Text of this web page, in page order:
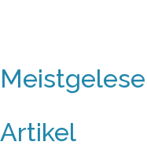
Artikel